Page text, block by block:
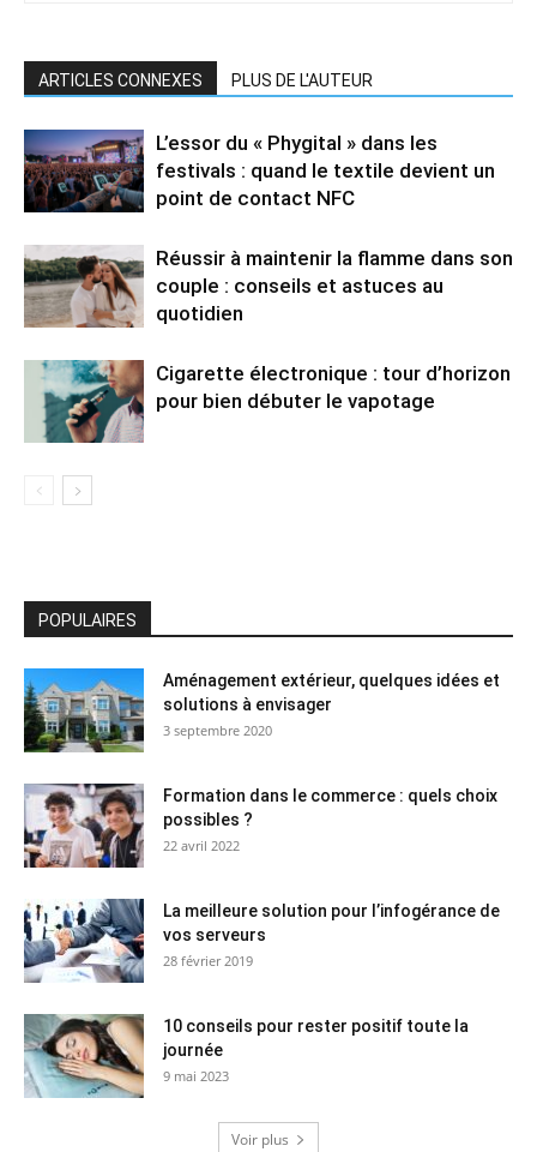
ARTICLES CONNEXES PLUS DE L'AUTEUR
L’essor du « Phygital » dans les
festivals : quand le textile devient un
point de contact NFC
Réussir à maintenir la flamme dans son
couple : conseils et astuces au
quotidien
Cigarette électronique : tour d’horizon
pour bien débuter le vapotage
POPULAIRES
Aménagement extérieur, quelques idées et
solutions à envisager
3 septembre 2020
Formation dans le commerce : quels choix
possibles ?
22 avril 2022
La meilleure solution pour l’infogérance de
vos serveurs
28 février 2019
10 conseils pour rester positif toute la
journée
9 mai 2023
Voir plus